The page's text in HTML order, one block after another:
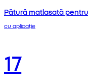
Pătură matlasată
cu aplicație
17